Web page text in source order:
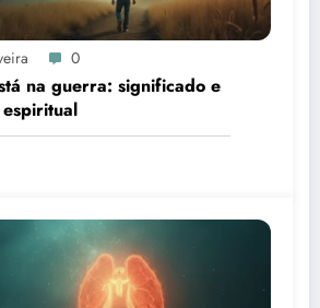
0
na guerra: significado e